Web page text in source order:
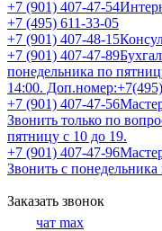
+7 (901) 407-47-54
+7 (495) 611-33-05
+7 (901) 407-48-15
+7 (901) 407-47-89
понедельника по
14:00.
+7 (901) 407-47-56
Звонить только по
пятницу с 10 до 19.
+7 (901) 407-47-96
Звонить с
Заказать звонок
чат max